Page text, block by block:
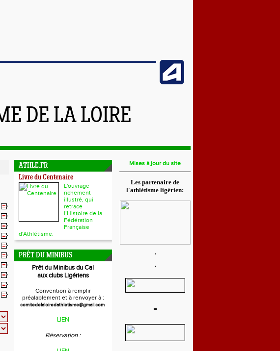
DE LA LOIRE
ATHLE.FR
Livre du Centenaire
L'ouvrage
richement
illustré, qui
retrace
l’Histoire de la
Fédération
Française
d'Athlétisme.
PRÊT DU MINIBUS
Prêt du Minibus du Cal
aux clubs Ligériens
Convention à remplir
préalablement et à renvoyer à :
comitedelaloiredathletisme@gmail.com
LIEN
Réservation :
Mises à jour du site
Les partenaire de
l'athlétisme ligérien:
-